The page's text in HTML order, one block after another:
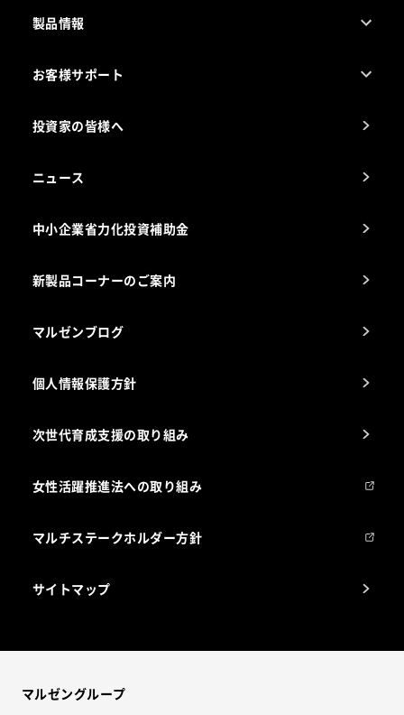
製品情報
電気・ガス別厨房機器
お客様サポート
アフターサービスお問合せ先
海外出店をご検討のお客様へ
投資家の皆様へ
ニュース
中小企業省力化投資補助金
新製品コーナーのご案内
マルゼンブログ
個人情報保護方針
次世代育成支援の取り組み
女性活躍推進法への取り組み
マルチステークホルダー方針
サイトマップ
マルゼングループ